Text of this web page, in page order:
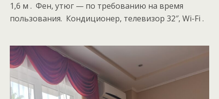
1,6 м . Фен, утюг — по требованию на время
пользования. Кондиционер, телевизор 32″, Wi-Fi .